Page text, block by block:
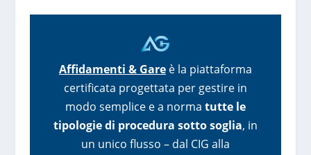
Affidamenti & Gareè la piattaforma
certificata progettata per gestire in
modo semplice e a norma tutte le
tipologie di procedura sotto soglia, in
un unico flusso – dal CIG alla